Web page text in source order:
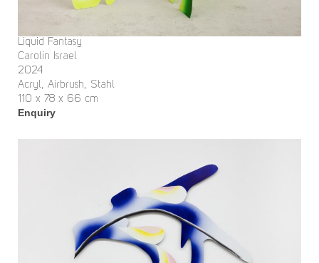
Liquid Fantasy
Carolin Israel
2024
Acryl, Airbrush, Stahl
110 x 78 x 66 cm
Enquiry